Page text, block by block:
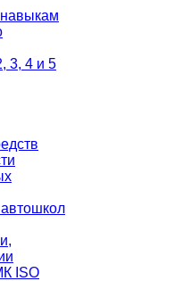
3, 4 и 5
ISO